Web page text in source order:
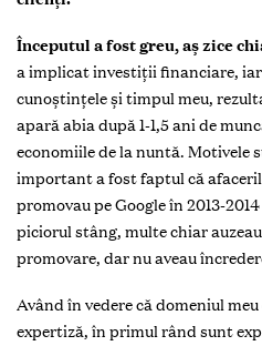
Începutul a fost greu, aș zice
a implicat investiții financiare,
cunoștințele și timpul meu,
apară abia după 1-1,5 ani de
economiile de la nuntă. Motivele
important a fost faptul că
promovau pe Google în 2013-
piciorul stâng, multe chiar
promovare, dar nu aveau
Având în vedere că domeniul
expertiză, în primul rând sunt